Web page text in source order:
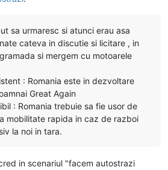
sa urmaresc si atunci erau asa
cateva in discutie si licitare , in
si mergem cu motoarele
: Romania este in dezvoltare
Great Again
: Romania trebuie sa fie usor de
mobilitate rapida in caz de razboi
la noi in tara.
in scenariul "facem autostrazi